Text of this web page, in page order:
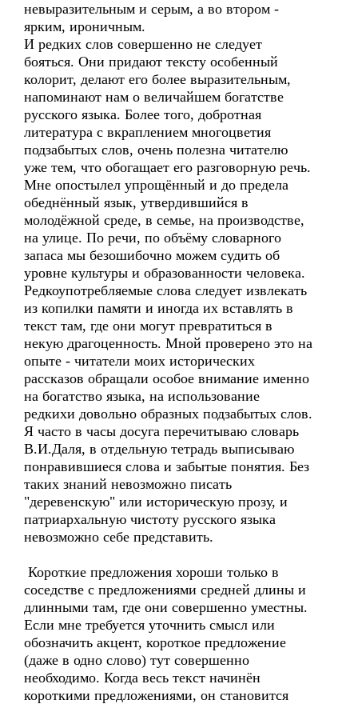
невыразительным и серым, а во втором -
ярким, ироничным.
И редких слов совершенно не следует
бояться. Они придают тексту особенный
колорит, делают его более выразительным,
напоминают нам о величайшем богатстве
русского языка. Более того, добротная
литература с вкраплением многоцветия
подзабытых слов, очень полезна читателю
уже тем, что обогащает его разговорную речь.
Мне опостылел упрощённый и до предела
обеднённый язык, утвердившийся в
молодёжной среде, в семье, на производстве,
на улице. По речи, по объёму словарного
запаса мы безошибочно можем судить об
уровне культуры и образованности человека.
Редкоупотребляемые слова следует извлекать
из копилки памяти и иногда их вставлять в
текст там, где они могут превратиться в
некую драгоценность. Мной проверено это на
опыте - читатели моих исторических
рассказов обращали особое внимание именно
на богатство языка, на использование
редкихи довольно образных подзабытых слов.
Я часто в часы досуга перечитываю словарь
В.И.Даля, в отдельную тетрадь выписываю
понравившиеся слова и забытые понятия. Без
таких знаний невозможно писать
"деревенскую" или историческую прозу, и
патриархальную чистоту русского языка
невозможно себе представить.
Короткие предложения хороши только в
соседстве с предложениями средней длины и
длинными там, где они совершенно уместны.
Если мне требуется уточнить смысл или
обозначить акцент, короткое предложение
(даже в одно слово) тут совершенно
необходимо. Когда весь текст начинён
короткими предложениями, он становится